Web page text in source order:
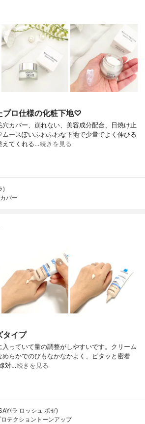
プロ仕様の化粧下地♡
カバー、崩れない、美容成分配合、日焼け止
ースぽいふわふわな下地で少量でよく伸びる
えてくれる…続きを見る
)
バー
タイプ
っていて量の調整がしやすいです。クリーム
めらかでのびもなかなかよく、ピタッと密着
対…続きを見る
ラ ロッシュ ポゼ)
テクショントーンアップ